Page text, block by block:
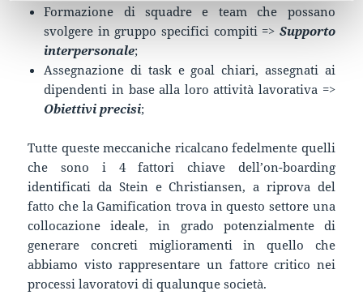
Formazione di squadre e team che possano
svolgere in gruppo specifici compiti => Supporto
interpersonale;
Assegnazione di task e goal chiari, assegnati ai
dipendenti in base alla loro attività lavorativa =>
Obiettivi precisi;
Tutte queste meccaniche ricalcano fedelmente quelli
che sono i 4 fattori chiave dell’on-boarding
identificati da Stein e Christiansen, a riprova del
fatto che la Gamification trova in questo settore una
collocazione ideale, in grado potenzialmente di
generare concreti miglioramenti in quello che
abbiamo visto rappresentare un fattore critico nei
processi lavoratovi di qualunque società.